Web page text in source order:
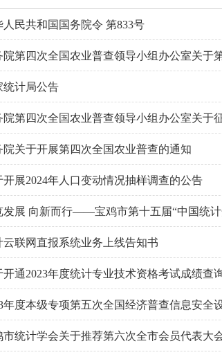
人民共和国国务院令 第833号
院第四次全国农业普查领导小组办公室关于
统计局公告
院第四次全国农业普查领导小组办公室关于
院关于开展第四次全国农业普查的通知
开展2024年人口变动情况抽样调查的公告
发展 向新而行——宝鸡市第十五届“中国统
云联网直报系统业务上线告知书
开通2023年度统计专业技术资格考试成绩查
年度本级专项第五次全国经济普查信息安全
市统计学会关于推荐第六次全市会员代表大